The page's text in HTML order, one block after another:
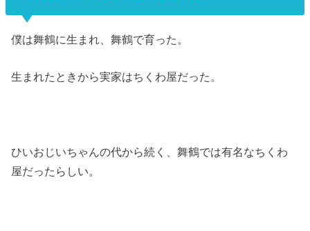
僕は舞鶴に生まれ、舞鶴で育った。
生まれたときから実家はちくわ屋だった。
ひいおじいちゃんの代から続く、舞鶴では有名なちくわ
屋だったらしい。